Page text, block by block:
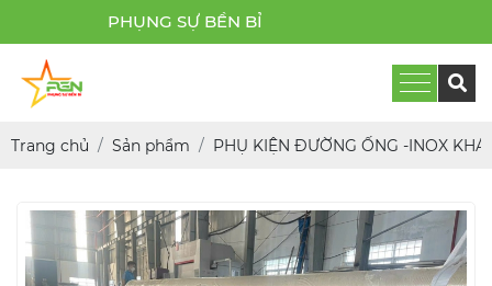
Trang chủ Sản phẩm PHỤ KIỆN ĐƯỜNG ỐNG -INOX